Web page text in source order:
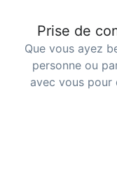
Prise de
Que vous ayez
personne ou
avec vous pour